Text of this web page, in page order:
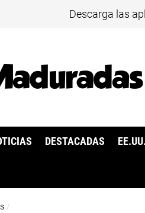
Descarga las
DESTACADAS
/